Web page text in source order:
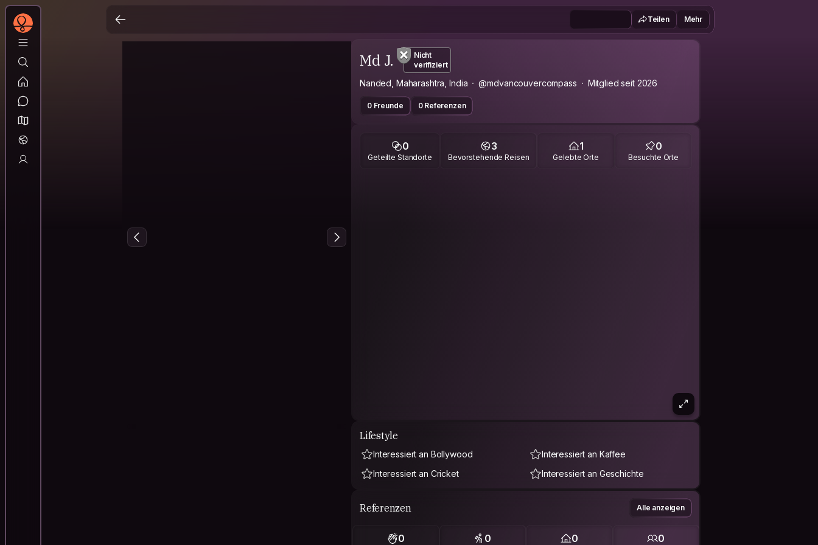
Teilen Mehr
Md J.
Nicht
verifiziert
Nanded, Maharashtra, India @mdvancouvercompass Mitglied seit 2026
0 Freunde 0 Referenzen
0
Geteilte Standorte
3
Bevorstehende Reisen
1
Gelebte Orte
0
Besuchte Orte
Lifestyle
Interessiert an Bollywood
Interessiert an Kaffee
Interessiert an Cricket
Interessiert an Geschichte
Referenzen Alle anzeigen
0 0 0 0